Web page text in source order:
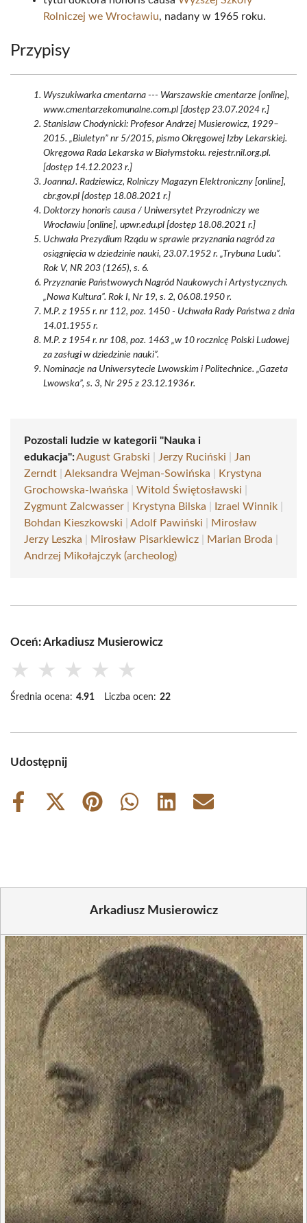
Rolniczej we Wrocławiu, nadany w 1965 roku.
Przypisy
Wyszukiwarka cmentarna --- Warszawskie cmentarze [online],
www.cmentarzekomunalne.com.pl [dostęp 23.07.2024 r.]
Stanislaw Chodynicki: Profesor Andrzej Musierowicz, 1929–
2015. „Biuletyn” nr 5/2015, pismo Okręgowej Izby Lekarskiej.
Okręgowa Rada Lekarska w Białymstoku. rejestr.nil.org.pl.
[dostęp 14.12.2023 r.]
JoannaJ. Radziewicz, Rolniczy Magazyn Elektroniczny [online],
cbr.gov.pl [dostęp 18.08.2021 r.]
Doktorzy honoris causa / Uniwersytet Przyrodniczy we
Wrocławiu [online], upwr.edu.pl [dostęp 18.08.2021 r.]
Uchwała Prezydium Rządu w sprawie przyznania nagród za
osiągnięcia w dziedzinie nauki, 23.07.1952 r. „Trybuna Ludu”.
Rok V, NR 203 (1265), s. 6.
Przyznanie Państwowych Nagród Naukowych i Artystycznych.
„Nowa Kultura”. Rok I, Nr 19, s. 2, 06.08.1950 r.
M.P. z 1955 r. nr 112, poz. 1450 - Uchwała Rady Państwa z dnia
14.01.1955 r.
M.P. z 1954 r. nr 108, poz. 1463 „w 10 rocznicę Polski Ludowej
za zasługi w dziedzinie nauki”.
Nominacje na Uniwersytecie Lwowskim i Politechnice. „Gazeta
Lwowska”, s. 3, Nr 295 z 23.12.1936 r.
Pozostali ludzie w kategorii "Nauka i
edukacja":August Grabski Jerzy Ruciński
Jan
Zerndt
Aleksandra Wejman-Sowińska
Krystyna
Grochowska-Iwańska
Witold Świętosławski
Zygmunt Zalcwasser
Krystyna Bilska Izrael Winnik
Bohdan Kieszkowski
Adolf Pawiński
Mirosław
Jerzy Leszka
Mirosław Pisarkiewicz Marian Broda
Andrzej Mikołajczyk (archeolog)
Oceń: Arkadiusz Musierowicz
★ ★ ★ ★ ★
Średnia ocena: 4.91 Liczba ocen: 22
Udostępnij
Share
Share
Share
Share
Share
Share
Arkadiusz Musierowicz